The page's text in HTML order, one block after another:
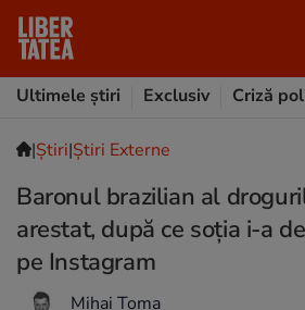
Ultimele știri
Exclusiv Criză
|Ştiri|Știri Externe
Baronul brazilian al
arestat, după ce soția i-a
pe Instagram
Mihai Toma